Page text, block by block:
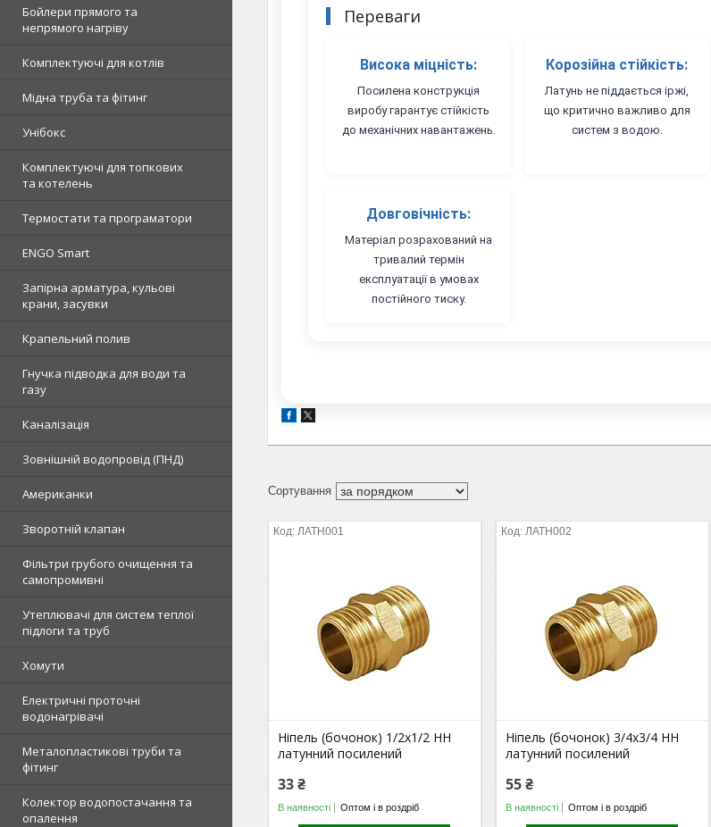
Бойлери прямого та
непрямого нагріву
Комплектуючі для котлів
Мідна труба та фітинг
Унібокс
Комплектуючі для топкових
та котелень
Термостати та програматори
ENGO Smart
Запірна арматура, кульові
крани, засувки
Крапельний полив
Гнучка підводка для води та
газу
Каналізація
Зовнішній водопровід (ПНД)
Американки
Зворотній клапан
Фільтри грубого очищення та
самопромивні
Утеплювачі для систем теплої
підлоги та труб
Хомути
Електричні проточні
водонагрівачі
Металопластикові труби та
фітинг
Колектор водопостачання та
опалення
Переваги
Висока міцність:
Посилена конструкція
виробу гарантує стійкість
до механічних навантажень.
Корозійна стійкість:
Латунь не піддається іржі,
що критично важливо для
систем з водою.
Довговічність:
Матеріал розрахований на
тривалий термін
експлуатації в умовах
постійного тиску.
ЛАТН001
Ніпель (бочонок) 1/2х1/2 НН
латунний посилений
33 ₴
В наявності Оптом і в роздріб
ЛАТН002
Ніпель (бочонок) 3/4х3/4 НН
латунний посилений
55 ₴
В наявності Оптом і в роздріб